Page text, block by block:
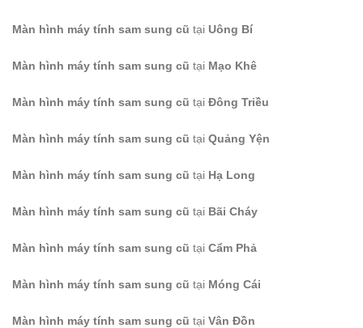
Màn hình máy tính sam sung cũ tại Uông Bí
Màn hình máy tính sam sung cũ tại Mạo Khê
Màn hình máy tính sam sung cũ tại Đông Triều
Màn hình máy tính sam sung cũ tại Quảng Yện
Màn hình máy tính sam sung cũ tại Hạ Long
Màn hình máy tính sam sung cũ tại Bãi Cháy
Màn hình máy tính sam sung cũ tại Cẩm Phả
Màn hình máy tính sam sung cũ tại Móng Cái
Màn hình máy tính sam sung cũ tại Vân Đồn